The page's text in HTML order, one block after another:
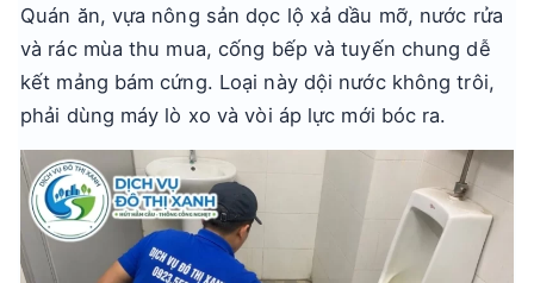
Quán ăn, vựa nông sản dọc lộ xả dầu mỡ, nước rửa
và rác mùa thu mua, cống bếp và tuyến chung dễ
kết mảng bám cứng. Loại này dội nước không trôi,
phải dùng máy lò xo và vòi áp lực mới bóc ra.